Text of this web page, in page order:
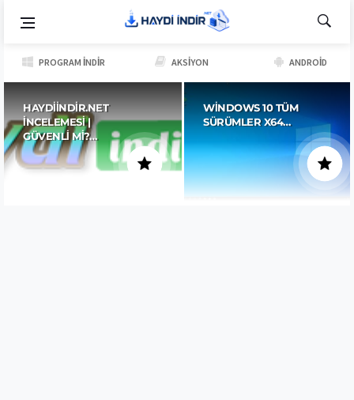
PROGRAM İNDIR AKSIYON ANDROID
HAYDIINDIR.NET
İNCELEMESI |
GÜVENLI MI?…
WINDOWS 10 TÜM
SÜRÜMLER X64…